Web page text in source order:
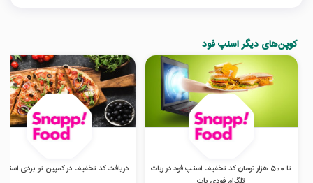
کوپن‌های دیگر اسنپ فود
تا 500 هزار تومان کد تخفیف اسنپ فود در ربات
دریافت کد تخفیف در کمپین تو بردی اسنپ